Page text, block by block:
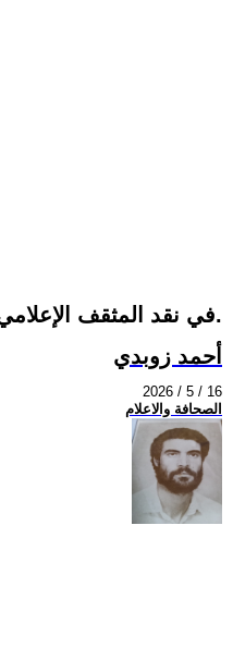
في نقد المثقف الإعلامي.
أحمد زوبدي
2026 / 5 / 16
الصحافة والاعلام